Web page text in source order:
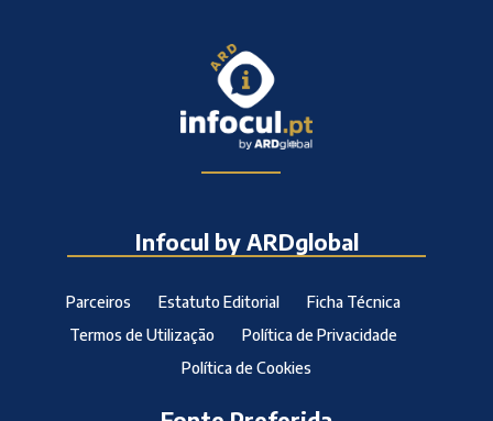
Infocul by ARDglobal
Parceiros Estatuto Editorial
Ficha Técnica
Termos de Utilização
Política de Privacidade
Política de Cookies